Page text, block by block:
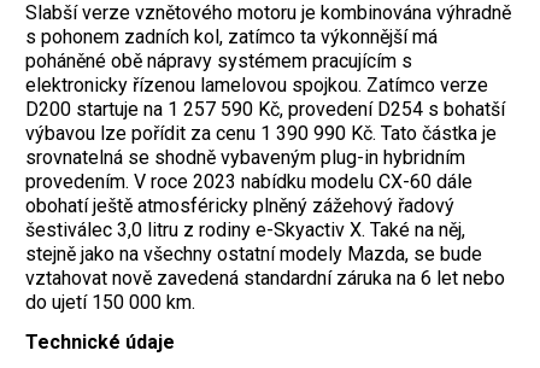
Slabší verze vznětového motoru je kombinována výhradně
s pohonem zadních kol, zatímco ta výkonnější má
poháněné obě nápravy systémem pracujícím s
elektronicky řízenou lamelovou spojkou. Zatímco verze
D200 startuje na 1 257 590 Kč, provedení D254 s bohatší
výbavou lze pořídit za cenu 1 390 990 Kč. Tato částka je
srovnatelná se shodně vybaveným plug-in hybridním
provedením. V roce 2023 nabídku modelu CX-60 dále
obohatí ještě atmosféricky plněný zážehový řadový
šestiválec 3,0 litru z rodiny e-Skyactiv X. Také na něj,
stejně jako na všechny ostatní modely Mazda, se bude
vztahovat nově zavedená standardní záruka na 6 let nebo
do ujetí 150 000 km.
Technické údaje